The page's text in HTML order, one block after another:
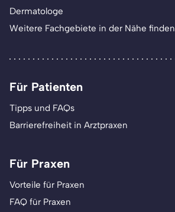
Dermatologe
Weitere Fachgebiete in der Nähe finden
Für Patienten
Tipps und FAQs
Barrierefreiheit in Arztpraxen
Für Praxen
Vorteile für Praxen
FAQ für Praxen